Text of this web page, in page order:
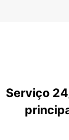
Serviço